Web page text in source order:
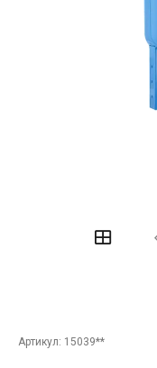
Артикул: 15039**